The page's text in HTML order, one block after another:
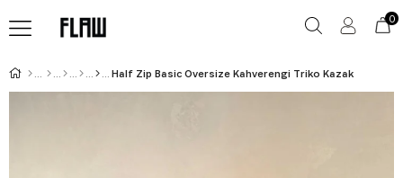
0
Half Zip Basic Oversize Kahverengi Triko Kazak